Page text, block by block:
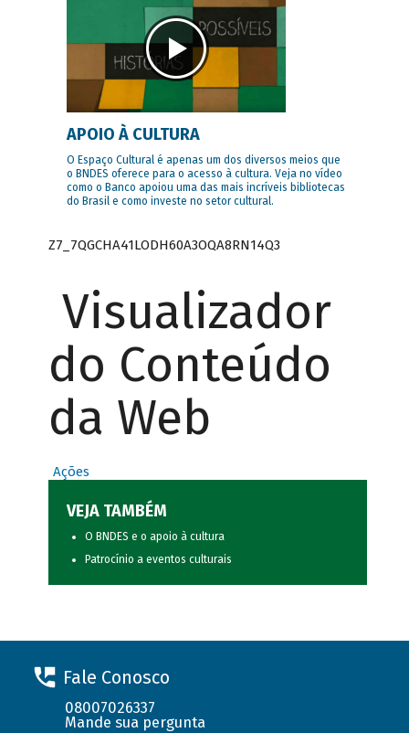
APOIO À CULTURA
O Espaço Cultural é apenas um dos diversos meios que
o BNDES oferece para o acesso à cultura. Veja no vídeo
como o Banco apoiou uma das mais incríveis bibliotecas
do Brasil e como investe no setor cultural.
Z7_7QGCHA41LODH60A3OQA8RN14Q3
Visualizador
do Conteúdo
da Web
Ações
VEJA TAMBÉM
O BNDES e o apoio à cultura
Patrocínio a eventos culturais
Fale Conosco
08007026337
Mande sua pergunta